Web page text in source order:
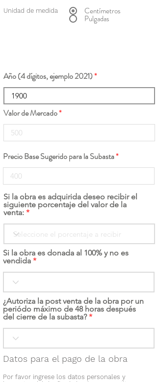
Unidad de medida Centímetros
Pulgadas
Año (4 dígitos, ejemplo 2021)
Valor de Mercado
Precio Base Sugerido para la Subasta
Si la obra es adquirida deseo recibir el
siguiente porcentaje del valor de la
venta:
Si la obra es donada al 100% y no es
vendida
¿Autoriza la post venta de la obra por un
periódo máximo de 48 horas después
del cierre de la subasta?
Datos para el pago de la obra
Por favor ingrese los datos personales y